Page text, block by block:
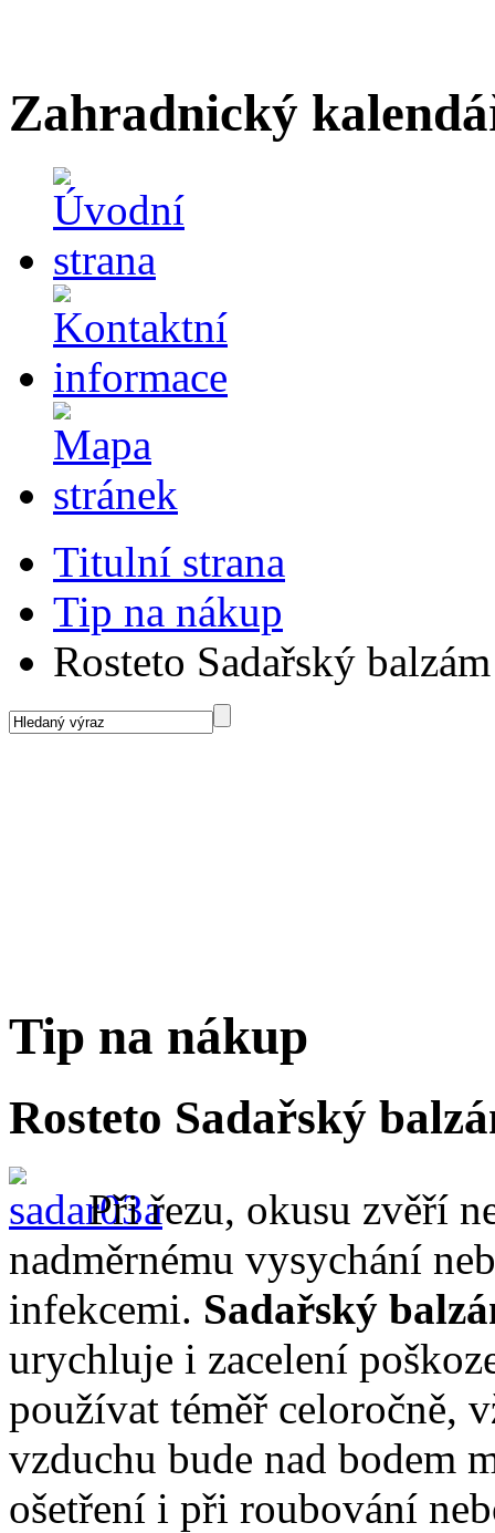
Zahradnický
Titulní strana
Tip na nákup
Rosteto Sadařský balzám
Tip na nákup
Rosteto Sadařský
Při řezu, okusu zvěří
nadměrnému vysychání
infekcemi. Sadařský
urychluje i zacelení
používat téměř celoročně,
vzduchu bude nad bodem
ošetření i při roubování